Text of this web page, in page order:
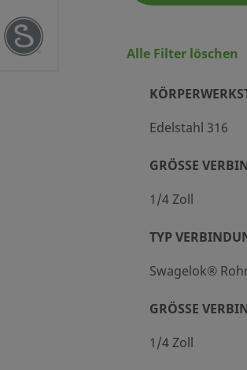
(SC-11)
Alle Filter löschen
Edelstahl 316
1/4 Zoll
GRÖSSE
Swagelok®
TYP
1/4 Zoll
GRÖSSE